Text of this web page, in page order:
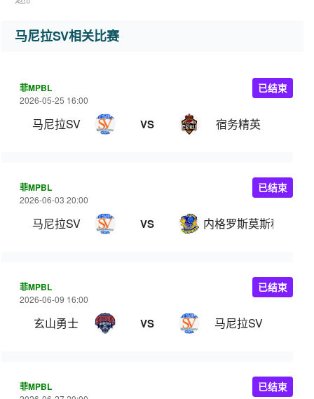
马尼拉SV相关比赛
菲MPBL
2026-05-25 16:00
马尼拉SV VS 宿务精英
已结束
菲MPBL
2026-06-03 20:00
马尼拉SV VS 内格罗斯莫斯科瓦多
已结束
菲MPBL
2026-06-09 16:00
玄山勇士 VS 马尼拉SV
已结束
菲MPBL 已结束